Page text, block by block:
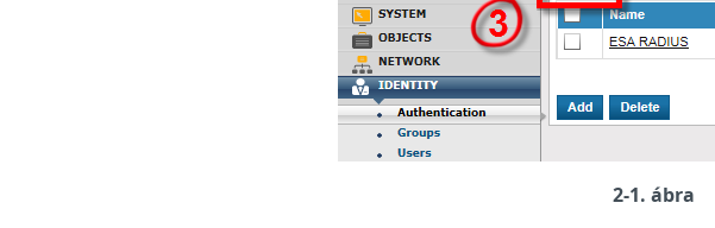
2-1. ábra